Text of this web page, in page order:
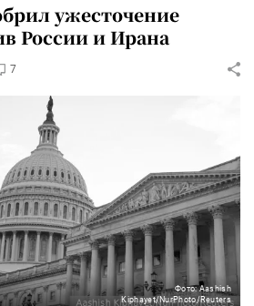
ужесточение
России и Ирана
7
Фото: Aashish
Kiphayet/NurPhoto/Reuters